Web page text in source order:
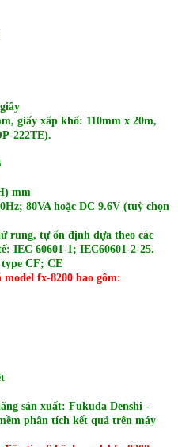
giấy xấp khổ: 110mm x 20m,
222TE).
mm
80VA hoặc DC 9.6V (tuỳ chọn
rung, tự ổn định dựa theo các
IEC 60601-1; IEC60601-2-25.
type CF; CE
fx-8200 bao gồm:
sản xuất: Fukuda Denshi -
phân tích kết quả trên máy